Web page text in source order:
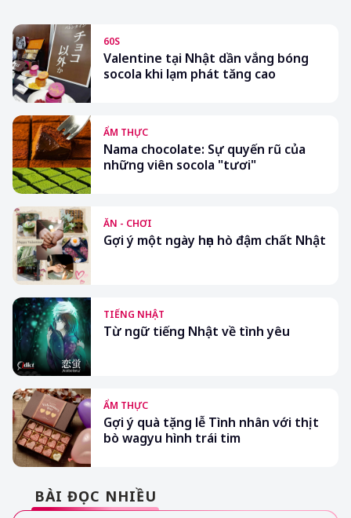
60S
Valentine tại Nhật dần vắng bóng
socola khi lạm phát tăng cao
ẨM THỰC
Nama chocolate: Sự quyến rũ của
những viên socola "tươi"
ĂN - CHƠI
Gợi ý một ngày hẹn hò đậm chất Nhật
TIẾNG NHẬT
Từ ngữ tiếng Nhật về tình yêu
ẨM THỰC
Gợi ý quà tặng lễ Tình nhân với thịt
bò wagyu hình trái tim
BÀI ĐỌC NHIỀU